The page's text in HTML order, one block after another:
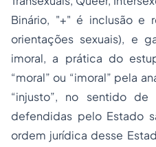
Binário, "+" é inclusão e
orientações sexuais), e
imoral, a prática do
“moral” ou “imoral” pela
“injusto”, no sentido
defendidas pelo Estado
ordem jurídica desse